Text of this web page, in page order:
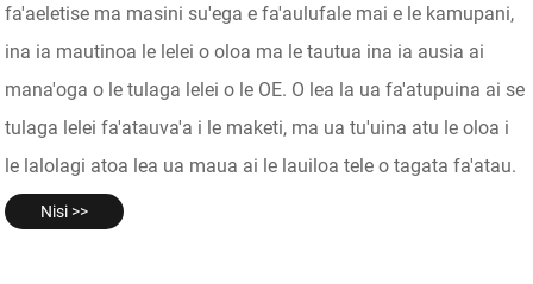
fa'aeletise ma masini su'ega e fa'aulufale mai e le kamupani,
ina ia mautinoa le lelei o oloa ma le tautua ina ia ausia ai
mana'oga o le tulaga lelei o le OE. O lea la ua fa'atupuina ai se
tulaga lelei fa'atauva'a i le maketi, ma ua tu'uina atu le oloa i
le lalolagi atoa lea ua maua ai le lauiloa tele o tagata fa'atau.
Nisi >>